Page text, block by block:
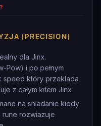
(PRECISION)
dla Jinx.
Pow) i po pełnym
speed który przeklada
z całym kitem Jinx
na sniadanie kiedy
rune rozwiazuje